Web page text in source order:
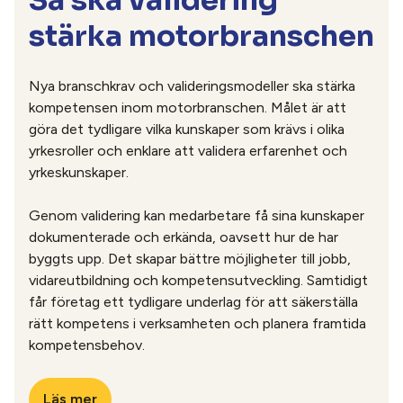
För medarbetaren innebär validering:
Ökad anställningsbarhet inom motorbranschen
Kortare väg till vidareutbildning eller nya
arbetsuppgifter
Möjlighet att utvecklas vidare i yrkesrollen
Valideringen genomförs enligt en modell framtagen
av branschen och fackförbund för att säkerställa att
kunskaperna motsvarar de krav som ställs i yrket.
stärka motorbranschen
Nya branschkrav och valideringsmodeller ska stärka
kompetensen inom motorbranschen. Målet är att
göra det tydligare vilka kunskaper som krävs i olika
yrkesroller och enklare att validera erfarenhet och
yrkeskunskaper.
Genom validering kan medarbetare få sina kunskaper
dokumenterade och erkända, oavsett hur de har
byggts upp. Det skapar bättre möjligheter till jobb,
vidareutbildning och kompetensutveckling. Samtidigt
får företag ett tydligare underlag för att säkerställa
rätt kompetens i verksamheten och planera framtida
kompetensbehov.
Läs mer